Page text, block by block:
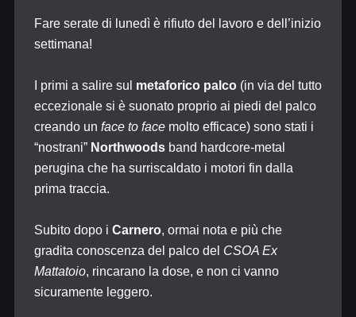
Fare serate di lunedì è rifiuto del lavoro e dell’inizio
settimana!
I primi a salire sul metaforico palco(in via del tutto
eccezionale si è suonato proprio ai piedi del palco
creando un face to facemolto efficace) sono stati i
“nostrani” Northwoodsband hardcore-metal
perugina che ha surriscaldato i motori fin dalla
prima traccia.
Subito dopo i Carnero, ormai nota e più che
gradita conoscenza del palco del CSOA Ex
Mattatoio, rincarano la dose, e non ci vanno
sicuramente leggero.